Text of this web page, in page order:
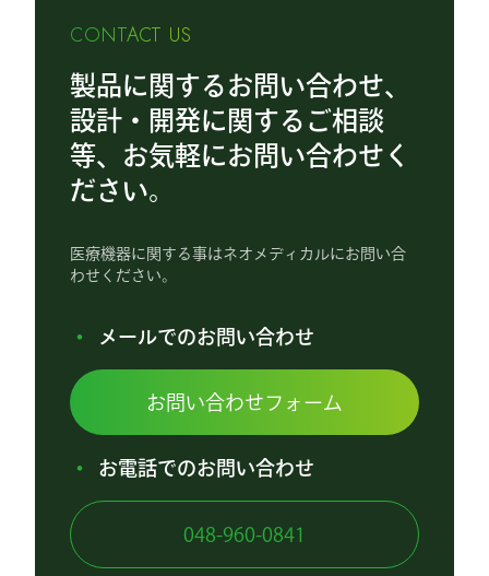
CONTACT US
製品に関するお問い合わせ、
設計・開発に関するご相談
等、お気軽にお問い合わせく
ださい。
医療機器に関する事はネオメディカルにお問い合
わせください。
メールでのお問い合わせ
お問い合わせフォーム
お電話でのお問い合わせ
048-960-0841